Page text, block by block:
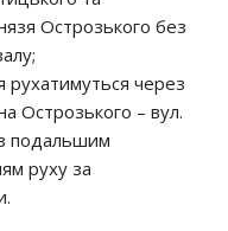
Острозького без
рухатимуться через
Острозького – вул.
подальшим
руху за